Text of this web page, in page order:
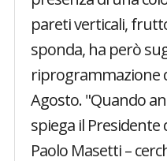
pareti verticali,
sponda, ha però
riprogrammazione
Agosto. "Quando
spiega il Presidente
Paolo Masetti –